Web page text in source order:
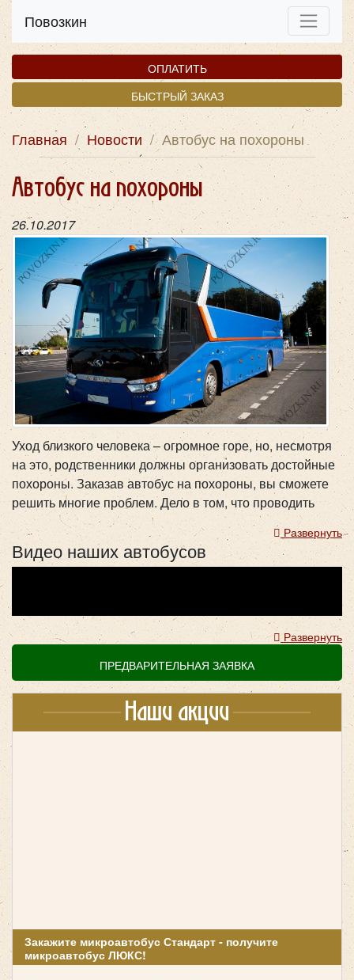
Повозкин
ОПЛАТИТЬ
БЫСТРЫЙ ЗАКАЗ
ПРЕДВАРИТЕЛЬНАЯ ЗАЯВКА
Наши акции
Закажите микроавтобус Стандарт - получите
микроавтобус ЛЮКС!
Главная / Новости / Автобус на похороны
Автобус на похороны
26.10.2017
Уход близкого человека – огромное горе, но, несмотря
на это, родственники должны организовать достойные
похороны. Заказав автобус на похороны, вы сможете
решить многие проблем. Дело в том, что проводить
человека в последний путь приходят его родственники,
друзья, знакомые, соседи, коллеги, а потому порой
собирается большое количество людей. Задача
захоронения и проведения поминальной трапезы
(ресторану, кафе, столовой). Для того чтобы
вам лучше заказать автобус на похороны в нашей
компании.
Развернуть
Видео наших автобусов
Развернуть